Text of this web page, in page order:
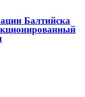
Балтийска